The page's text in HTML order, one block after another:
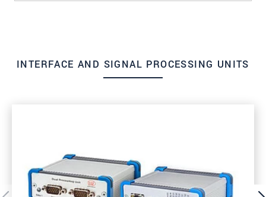
INTERFACE AND SIGNAL PROCESSING UNITS